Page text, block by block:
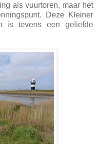
als vuurtoren, maar het
Deze Kleiner
is tevens een geliefde